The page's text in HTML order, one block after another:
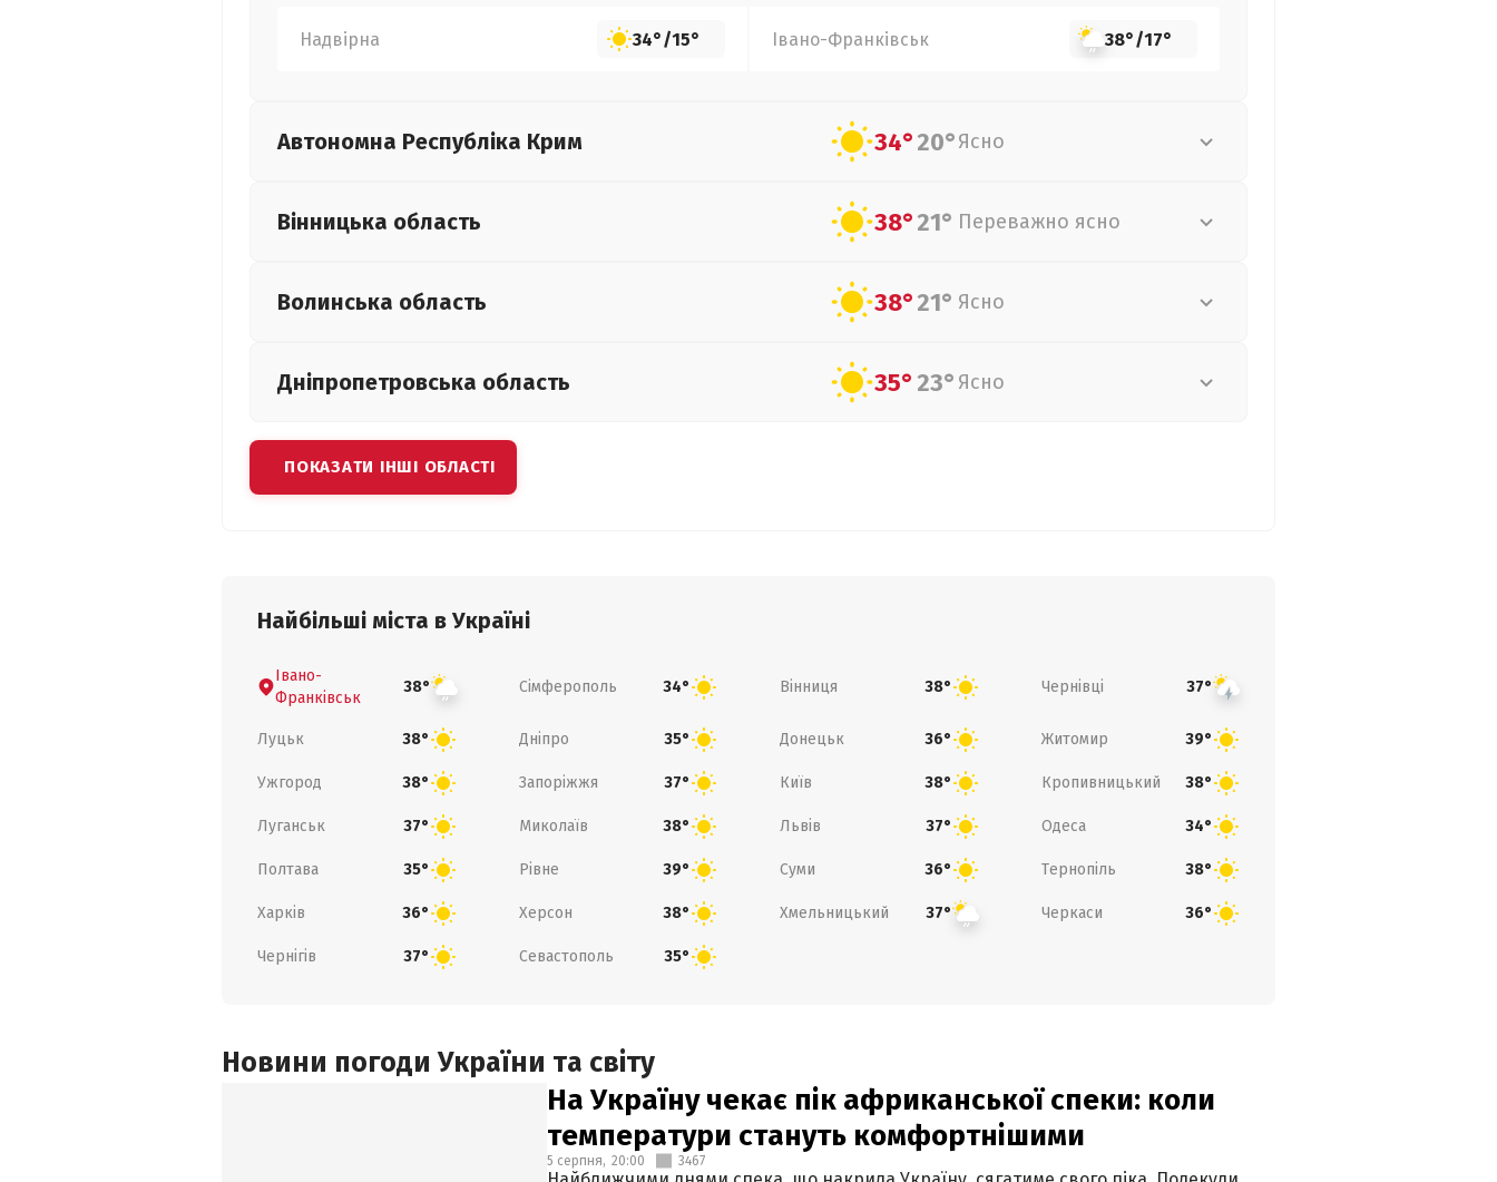
Надвірна 34°/15° Івано-Франківськ 38°/17°
Автономна Республіка Крим 34°20°Ясно
Вінницька область 38°21° Переважно ясно
Волинська область 38°21° Ясно
Дніпропетровська область 35°23° Ясно
ПОКАЗАТИ ІНШІ ОБЛАСТІ
Найбільші міста в Україні
Івано-
Франківськ
38° Сімферополь 34° Вінниця 38° Чернівці 37°
Луцьк 38° Дніпро 35° Донецьк 36° Житомир 39°
Ужгород 38° Запоріжжя 37° Київ 38° Кропивницький 38°
Луганськ 37° Миколаїв 38° Львів 37° Одеса 34°
Полтава 35° Рівне 39° Суми 36° Тернопіль 38°
Харків 36° Херсон 38° Хмельницький 37° Черкаси 36°
Чернігів 37° Севастополь 35°
Новини погоди України та світу
На Україну чекає пік африканської спеки: коли
температури стануть комфортнішими
5 серпня, 20:00 3467